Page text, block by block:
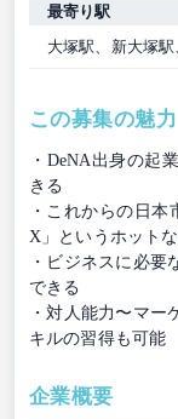
最寄り駅
大塚駅、新大塚
この募集の魅力
・DeNA出身の起
きる
・これからの日
X」というホット
・ビジネスに必
できる
・対人能力〜マー
キルの習得も可能
企業概要